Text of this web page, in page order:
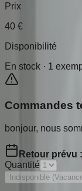
Prix
40 €
Disponibilité
En stock · 1
Commandes
bonjour, nous
Retour prévu :
Quantité
Indisponible